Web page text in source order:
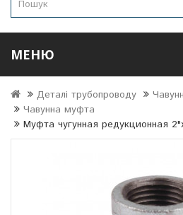
МЕНЮ
Деталі трубопроводу
Чавунна муфта
Муфта чугунная редукционная